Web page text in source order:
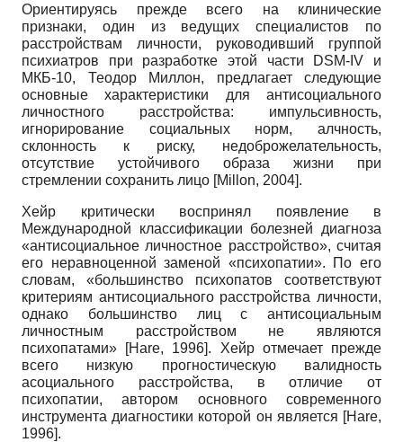
Ориентируясь прежде всего на клинические
признаки, один из ведущих специалистов по
расстройствам личности, руководивший группой
психиатров при разработке этой части DSM-IV и
МКБ-10, Теодор Миллон, предлагает следующие
основные характеристики для антисоциального
личностного расстройства: импульсивность,
игнорирование социальных норм, алчность,
склонность к риску, недоброжелательность,
отсутствие устойчивого образа жизни при
стремлении сохранить лицо [Millon, 2004].
Хейр критически воспринял появление в
Международной классификации болезней диагноза
«антисоциальное личностное расстройство», считая
его неравноценной заменой «психопатии». По его
словам, «большинство психопатов соответствуют
критериям антисоциального расстройства личности,
однако большинство лиц с антисоциальным
личностным расстройством не являются
психопатами»
[Hare, 1996]. Хейр отмечает прежде
всего низкую прогностическую валидность
асоциального расстройства, в отличие от
психопатии, автором основного современного
инструмента диагностики которой он является [Hare,
1996].